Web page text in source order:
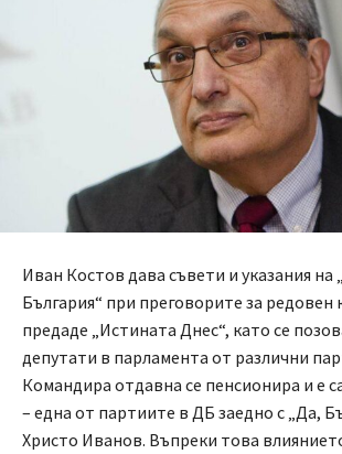
Иван Костов дава съвети и указания
България“ при преговорите за редовен
предаде „Истината Днес“, като се
депутати в парламента от различни
Командира отдавна се пенсионира и е
– една от партиите в ДБ заедно с „Да,
Христо Иванов. Въпреки това